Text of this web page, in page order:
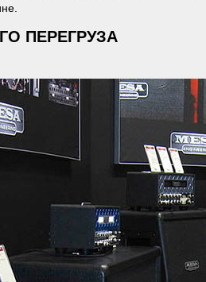
ПЕРЕГРУЗА